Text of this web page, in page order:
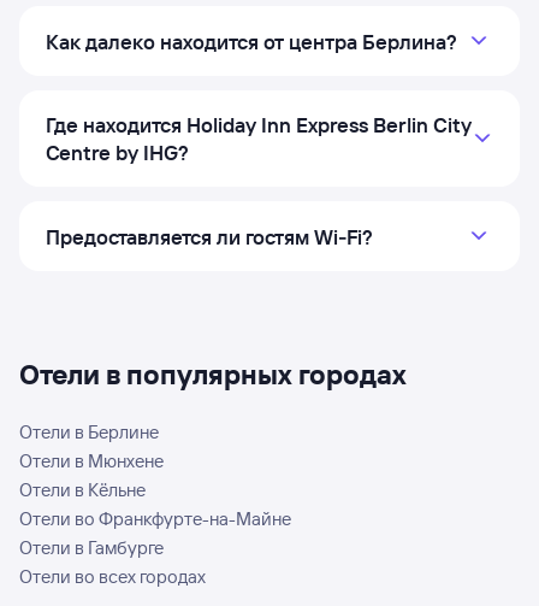
Как далеко находится от центра Берлина?
Где находится Holiday Inn Express Berlin City
Centre by IHG?
Предоставляется ли гостям Wi‑Fi?
Отели в популярных городах
Отели в Берлине
Отели в Мюнхене
Отели в Кёльне
Отели во Франкфурте-на-Майне
Отели в Гамбурге
Отели во всех городах